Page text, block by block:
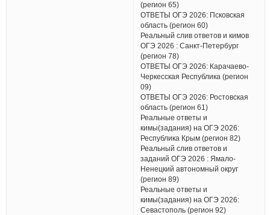
(регион 65)
ОТВЕТЫ ОГЭ 2026: Псковская
область (регион 60)
Реальный слив ответов и кимов
ОГЭ 2026 : Санкт-Петербург
(регион 78)
ОТВЕТЫ ОГЭ 2026: Карачаево-
Черкесская Республика (регион
09)
ОТВЕТЫ ОГЭ 2026: Ростовская
область (регион 61)
Реальные ответы и
кимы(задания) на ОГЭ 2026:
Республика Крым (регион 82)
Реальный слив ответов и
заданий ОГЭ 2026 : Ямало-
Ненецкий автономный округ
(регион 89)
Реальные ответы и
кимы(задания) на ОГЭ 2026:
Севастополь (регион 92)